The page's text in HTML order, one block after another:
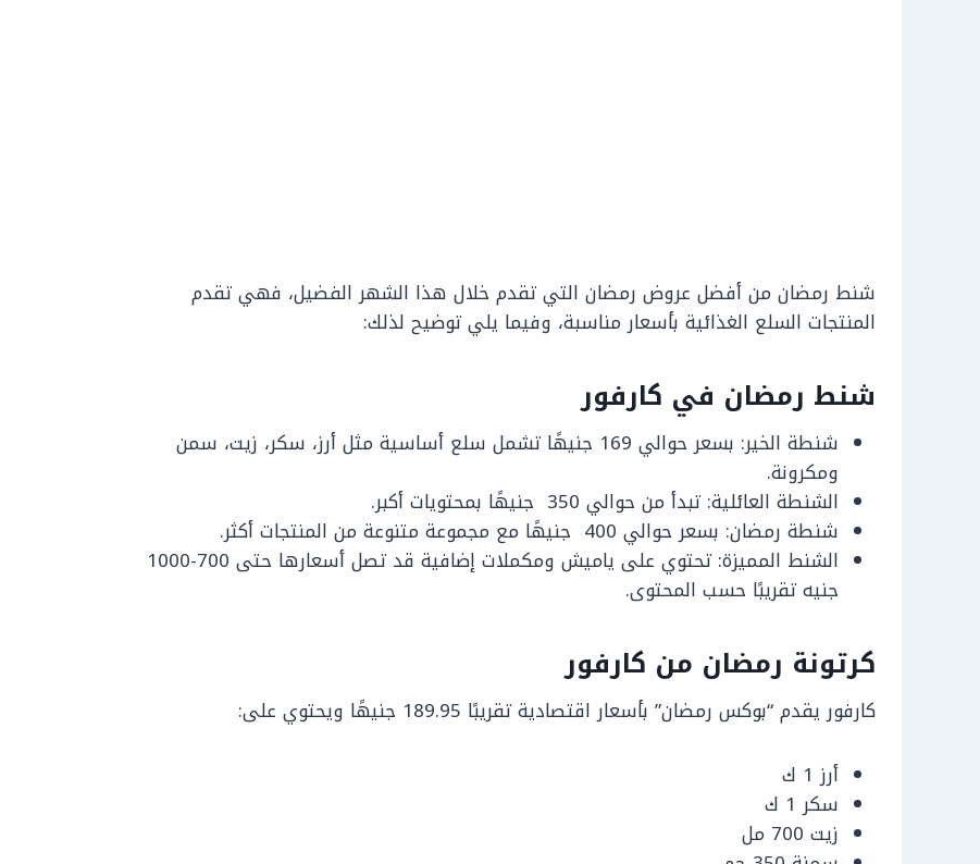
شنط رمضان من أفضل عروض رمضان التي تقدم خلال هذا الشهر الفضيل، فهي تقدم
المنتجات السلع الغذائية بأسعار مناسبة، وفيما يلي توضيح لذلك:
شنط رمضان في كارفور
شنطة الخير: بسعر حوالي 169 جنيهًا تشمل سلع أساسية مثل أرز، سكر، زيت، سمن
ومكرونة.
الشنطة العائلية: تبدأ من حوالي 350 جنيهًا بمحتويات أكبر.
شنطة رمضان: بسعر حوالي 400 جنيهًا مع مجموعة متنوعة من المنتجات أكثر.
الشنط المميزة: تحتوي على ياميش ومكملات إضافية قد تصل أسعارها حتى 700-1000
جنيه تقريبًا حسب المحتوى.
كرتونة رمضان من كارفور
كارفور يقدم “بوكس رمضان” بأسعار اقتصادية تقريبًا 189.95 جنيهًا ويحتوي على:
أرز 1 ك
سكر 1 ك
زيت 700 مل